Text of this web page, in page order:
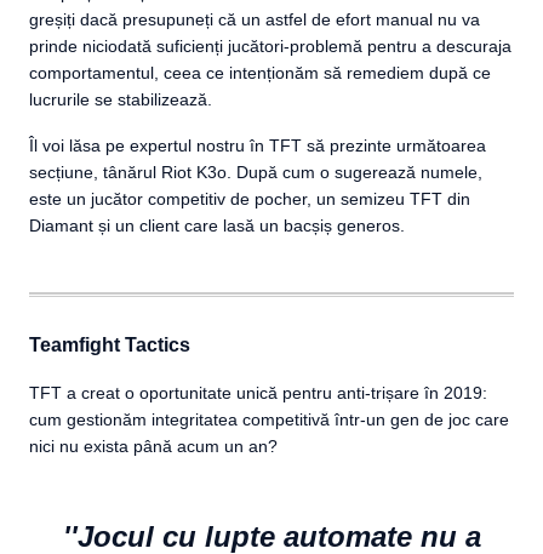
greșiți dacă presupuneți că un astfel de efort manual nu va
prinde niciodată suficienți jucători-problemă pentru a descuraja
comportamentul, ceea ce intenționăm să remediem după ce
lucrurile se stabilizează.
Îl voi lăsa pe expertul nostru în TFT să prezinte următoarea
secțiune, tânărul Riot K3o. După cum o sugerează numele,
este un jucător competitiv de pocher, un semizeu TFT din
Diamant și un client care lasă un bacșiș generos.
Teamfight Tactics
TFT a creat o oportunitate unică pentru anti-trișare în 2019:
cum gestionăm integritatea competitivă într-un gen de joc care
nici nu exista până acum un an?
''Jocul cu lupte automate nu a